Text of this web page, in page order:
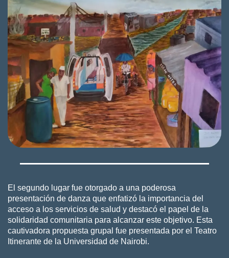
El segundo lugar fue otorgado a una poderosa
presentación de danza que enfatizó la importancia del
acceso a los servicios de salud y destacó el papel de la
solidaridad comunitaria para alcanzar este objetivo. Esta
cautivadora propuesta grupal fue presentada por el Teatro
Itinerante de la Universidad de Nairobi.